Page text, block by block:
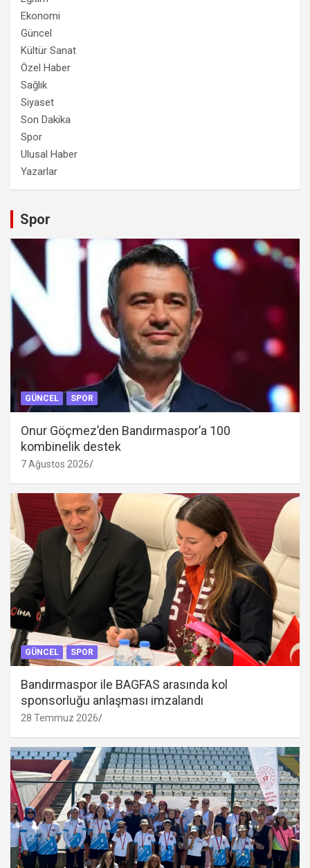
Ekonomi
Güncel
Kültür Sanat
Özel Haber
Sağlık
Siyaset
Son Dakika
Spor
Ulusal Haber
Yazarlar
Spor
GÜNCEL SPOR
Onur Göçmez’den Bandırmaspor’a 100
kombinelik destek
7 Ağustos 2026
GÜNCEL SPOR
Bandırmaspor ile BAGFAS arasında kol
sponsorluğu anlaşması imzalandı
28 Temmuz 2026